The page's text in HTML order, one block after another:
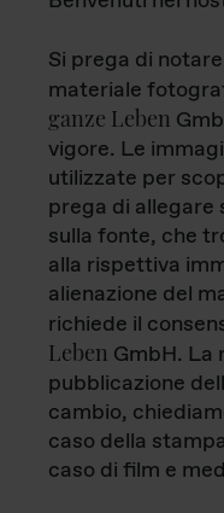
Si prega di
materiale
ganze Leben
vigore. Le
utilizzate per
prega di allegare
sulla fonte, che
alla rispettiva
alienazione del
richiede il
Leben GmbH. La
pubblicazione
cambio,
caso della
caso di film e